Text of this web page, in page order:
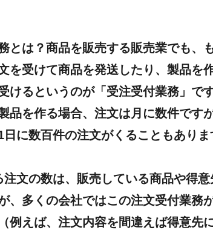
とは？商品を販売する販売業でも、
を受けて商品を発送したり、製品を
けるというのが「受注受付業務」で
品を作る場合、注文は月に数件です
日に数百件の注文がくることもありま
注文の数は、販売している商品や得意
、多くの会社ではこの注文受付業務
例えば、注文内容を間違えば得意先